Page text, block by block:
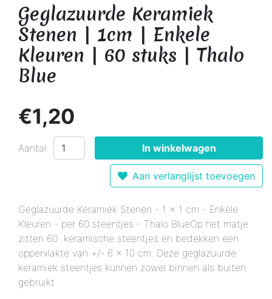
Geglazuurde Keramiek
Stenen | 1cm | Enkele
Kleuren | 60 stuks | Thalo
Blue
€1,20
Aantal: In winkelwagen
Aan verlanglijst toevoegen
Geglazuurde Keramiek Stenen - 1 x 1 cm - Enkele
Kleuren - per 60 steentjes - Thalo BlueOp het matje
zitten 60 keramische steentjes en bedekken een
oppervlakte van +/- 6 x 10 cm. Deze geglazuurde
keramiek steentjes kunnen zowel binnen als buiten
gebruikt